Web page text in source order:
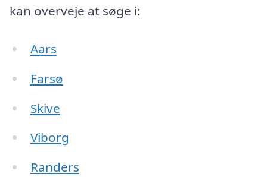
kan overveje at søge i:
Aars
Farsø
Skive
Viborg
Randers